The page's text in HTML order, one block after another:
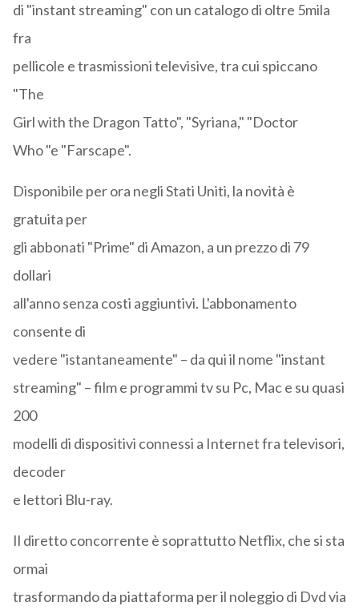
di "instant streaming" con un catalogo di oltre 5mila
fra
pellicole e trasmissioni televisive, tra cui spiccano
"The
Girl with the Dragon Tatto", "Syriana," "Doctor
Who "e "Farscape".
Disponibile per ora negli Stati Uniti, la novità è
gratuita per
gli abbonati "Prime" di Amazon, a un prezzo di 79
dollari
all'anno senza costi aggiuntivi. L'abbonamento
consente di
vedere "istantaneamente" – da qui il nome "instant
streaming" – film e programmi tv su Pc, Mac e su quasi
200
modelli di dispositivi connessi a Internet fra televisori,
decoder
e lettori Blu-ray.
Il diretto concorrente è soprattutto Netflix, che si sta
ormai
trasformando da piattaforma per il noleggio di Dvd via